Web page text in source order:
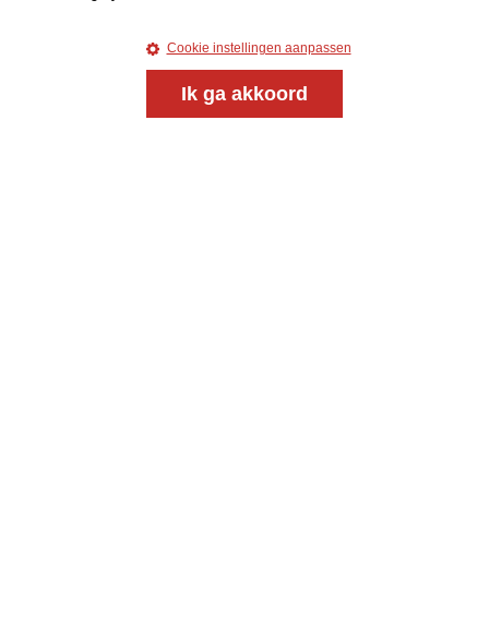
Cookie instellingen aanpassen
Ik ga akkoord